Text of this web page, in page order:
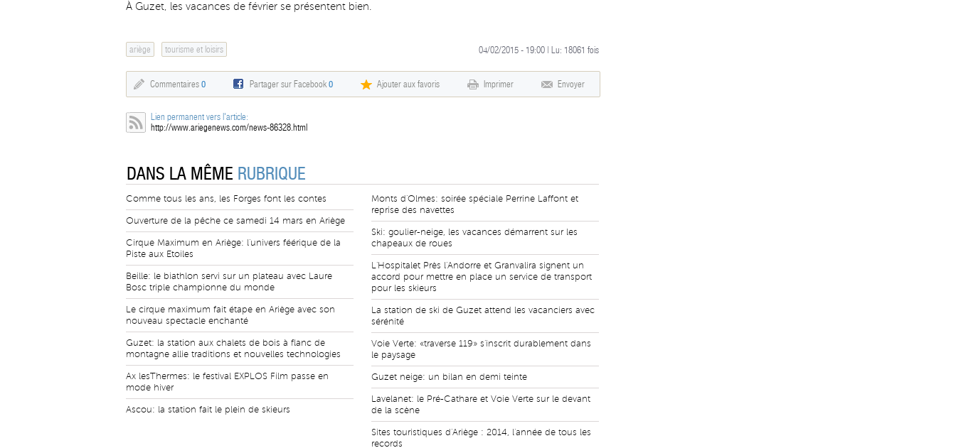
À Guzet, les vacances de février se présentent bien.
ariège tourisme et loisirs 04/02/2015 - 19:00 | Lu: 18061 fois
Commentaires 0 Partager sur Facebook0 Ajouter aux favoris Imprimer Envoyer
Lien permanent vers l'article:
http://www.ariegenews.com/news-86328.html
DANS LA MÊME RUBRIQUE
Comme tous les ans, les Forges font les contes
Ouverture de la pêche ce samedi 14 mars en Ariège
Cirque Maximum en Ariège: l'univers féérique de la
Piste aux Etoiles
Beille: le biathlon servi sur un plateau avec Laure
Bosc triple championne du monde
Le cirque maximum fait étape en Ariège avec son
nouveau spectacle enchanté
Guzet: la station aux chalets de bois à flanc de
montagne allie traditions et nouvelles technologies
Ax lesThermes: le festival EXPLOS Film passe en
mode hiver
Ascou: la station fait le plein de skieurs
Monts d'Olmes: soirée spéciale Perrine Laffont et
reprise des navettes
Ski: goulier-neige, les vacances démarrent sur les
chapeaux de roues
L'Hospitalet Près l'Andorre et Granvalira signent un
accord pour mettre en place un service de transport
pour les skieurs
La station de ski de Guzet attend les vacanciers avec
sérénité
Voie Verte: «traverse 119» s'inscrit durablement dans
le paysage
Guzet neige: un bilan en demi teinte
Lavelanet: le Pré-Cathare et Voie Verte sur le devant
de la scène
Sites touristiques d'Ariège : 2014, l'année de tous les
records